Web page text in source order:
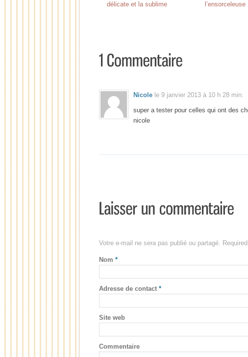
délicate et la sublime
l’ensorceleuse
Nicole le 9 janvier 2013 à 10 h 28 min.
super a tester pour celles qui ont des
nicole
Votre e-mail ne sera pas publié ou partagé.
Nom *
Adresse de contact *
Site web
Commentaire